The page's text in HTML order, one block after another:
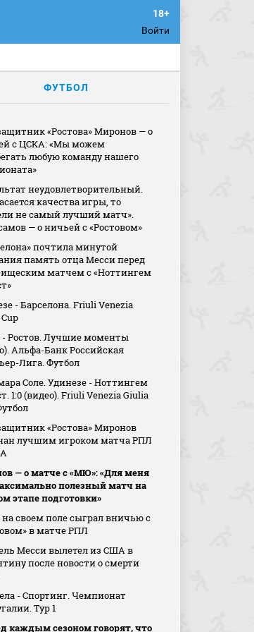
Войти
перекладину
ФУТБОЛ
«Ростова» Миронов — о
с ЦСКА: «Мы можем
любую команду нашего
неудовлетворительный.
качества игры, то
не самый лучший матч».
— о ничьей с «Ростовом»
почтила минутой
память отца Месси перед
матчем с «Ноттингем
- Барселона. Friuli Venezia
Ростов. Лучшие моменты
Альфа-Банк Российская
Лига. Футбол
Соле. Удинезе - Ноттингем
1:0 (видео). Friuli Venezia Giulia
«Ростова» Миронов
лучшим игроком матча РПЛ
— о матче с «МЮ»: «Для меня
полезный матч на
этапе подготовки»
своем поле сыграл вничью с
в матче РПЛ
Месси вылетел из США в
после новости о смерти
- Спортинг. Чемпионат
Тур 1
каждым сезоном говорят, что